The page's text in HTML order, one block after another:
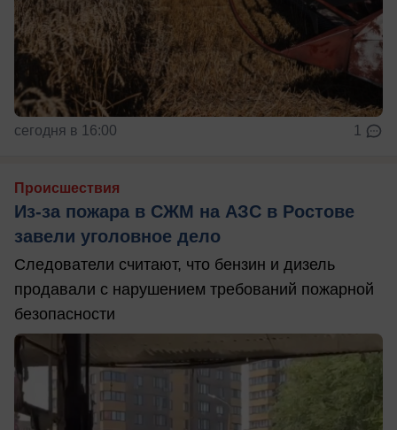
сегодня в 16:00 1
Происшествия
Из-за пожара в СЖМ на АЗС в Ростове
завели уголовное дело
Следователи считают, что бензин и дизель
продавали с нарушением требований пожарной
безопасности